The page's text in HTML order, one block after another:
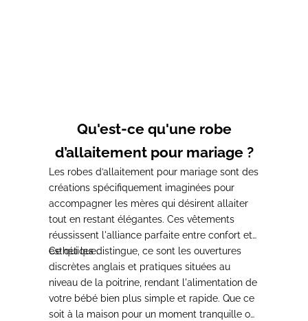
Qu'est-ce qu'une robe
d’allaitement pour mariage ?
Les robes d’allaitement pour mariage sont des
créations spécifiquement imaginées pour
accompagner les mères qui désirent allaiter
tout en restant élégantes. Ces vêtements
réussissent l'alliance parfaite entre confort et
esthétique.
Ce qui les distingue, ce sont les ouvertures
discrètes anglais et pratiques situées au
niveau de la poitrine, rendant l'alimentation de
votre bébé bien plus simple et rapide. Que ce
soit à la maison pour un moment tranquille ou